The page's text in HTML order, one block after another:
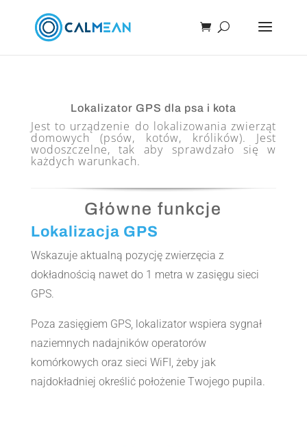
Lokalizator GPS dla psa i kota
Jest to urządzenie do lokalizowania zwierząt
domowych (psów, kotów, królików). Jest
wodoszczelne, tak aby sprawdzało się w
każdych warunkach.
Główne funkcje
Lokalizacja GPS
Wskazuje aktualną pozycję zwierzęcia z
dokładnością nawet do 1 metra w zasięgu sieci
GPS.
Poza zasięgiem GPS, lokalizator wspiera sygnał
naziemnych nadajników operatorów
komórkowych oraz sieci WiFI, żeby jak
najdokładniej określić położenie Twojego pupila.